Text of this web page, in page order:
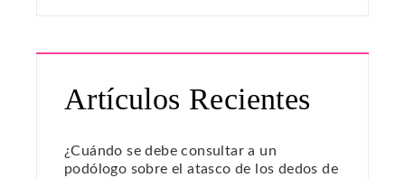
Artículos Recientes
¿Cuándo se debe consultar a un
podólogo sobre el atasco de los dedos de